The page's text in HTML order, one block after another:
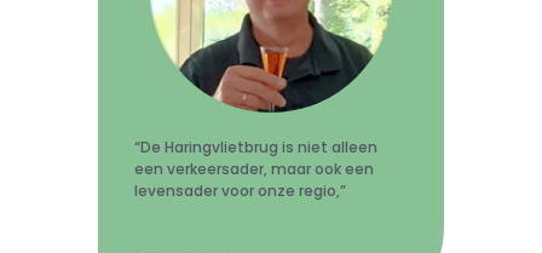
“De Haringvlietbrug is niet alleen
een verkeersader, maar ook een
levensader voor onze regio,”